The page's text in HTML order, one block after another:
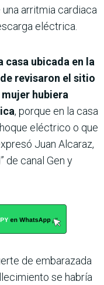
arritmia cardiaca
eléctrica.
casa ubicada en la
revisaron el sitio
hubiera
, porque en la casa
eléctrico o que
Juan Alcaraz,
de canal Gen y
de embarazada
se habría